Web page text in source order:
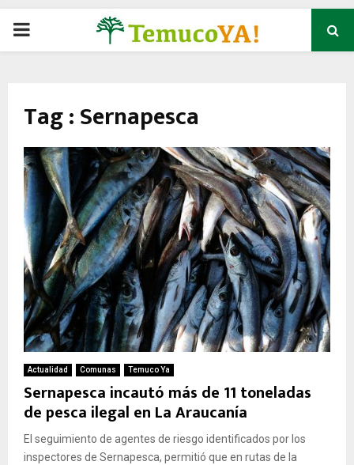
P
M
A
Y
M
E
N
U
Tag : Sernapesca
Actualidad Comunas Temuco Ya
Sernapesca incautó más de 11 toneladas
de pesca ilegal en La Araucanía
El seguimiento de agentes de riesgo identificados por los
inspectores de Sernapesca, permitió que en rutas de la